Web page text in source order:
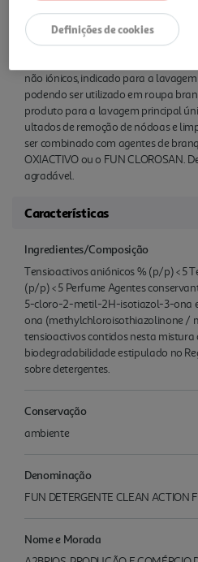
Informações de Marketing
não iónicos, indicado para a
podendo ser utilizado em roupa
produto para a lavagem principal
ultados de remoção de nódoas e
ser combinado com agentes de
OXIACTIVO ou o FUN CLOROSAN.
agradável.
Características
Ingredientes/Composição
Tensioactivos aniónicos % (p/p) < 5
(p/p) < 5 Perfume Agentes
5-cloro-2-metil-2H-isotiazol-3-ona
ona (methylchloroisothiazolinone /
tensioactivos contidos nesta mistura
biodegradabilidade estipulado no
sobre detergentes.
Conservação
ambiente
Denominação
FUN DETERGENTE CLEAN ACTION
Nome e Morada
Definições de cookies